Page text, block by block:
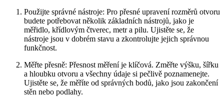
Použijte správné nástroje: Pro přesné upravení rozměrů otvoru
budete potřebovat několik základních nástrojů, jako je
měřidlo, křídlovým čtverec, metr a pilu. Ujistěte se, že
nástroje jsou v dobrém stavu a zkontrolujte jejich správnou
funkčnost.
Měřte přesně: Přesnost měření je klíčová. Změřte výšku, šířku
a hloubku otvoru a všechny údaje si pečlivě poznamenejte.
Ujistěte se, že měříte od správných bodů, jako jsou zakončení
stěn nebo podlahy.